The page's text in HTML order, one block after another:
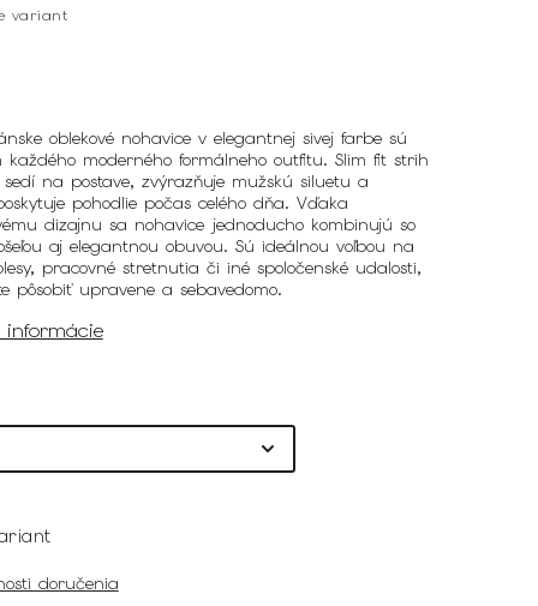
variant
oblekové nohavice v elegantnej sivej farbe sú
každého moderného formálneho outfitu. Slim fit strih
sedí na postave, zvýrazňuje mužskú siluetu a
pohodlie počas celého dňa. Vďaka
dizajnu sa nohavice jednoducho kombinujú so
aj elegantnou obuvou. Sú ideálnou voľbou na
pracovné stretnutia či iné spoločenské udalosti,
pôsobiť upravene a sebavedomo.
informácie
doručenia